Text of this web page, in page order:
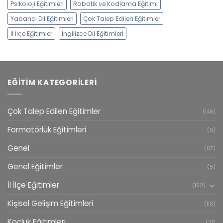
Psikoloji Eğitimleri
Robotik ve Kodlama Eğitimi
Yabancı Dil Eğitimleri
Çok Talep Edilen Eğitimler
İl İlçe Eğitimler
İngilizce Dil Eğitimleri
EĞITIM KATEGORILERI
Çok Talep Edilen Eğitimler (146)
Formatörlük Eğitimleri (9)
Genel (67)
Genel Eğitimler (5)
İl İlçe Eğitimler (162)
Kişisel Gelişim Eğitimleri (118)